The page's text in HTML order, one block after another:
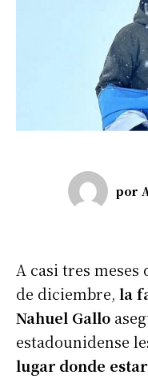
por
A casi tres meses
de diciembre, la
Nahuel Gallo
estadounidense
lugar donde